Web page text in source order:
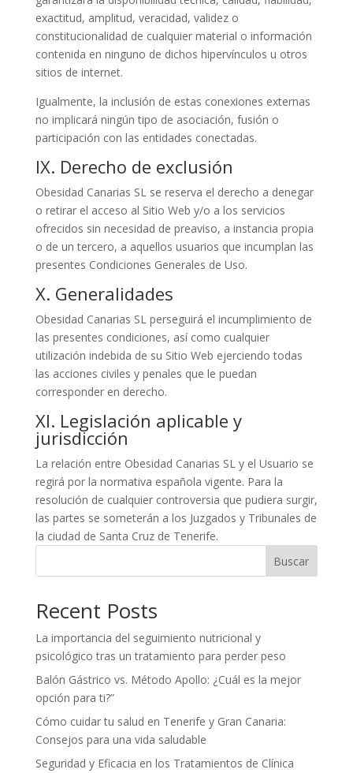
exactitud, amplitud, veracidad, validez o
constitucionalidad de cualquier material o información
contenida en ninguno de dichos hipervínculos u otros
sitios de internet.
Igualmente, la inclusión de estas conexiones externas
no implicará ningún tipo de asociación, fusión o
participación con las entidades conectadas.
IX. Derecho de exclusión
Obesidad Canarias SL se reserva el derecho a denegar
o retirar el acceso al Sitio Web y/o a los servicios
ofrecidos sin necesidad de preaviso, a instancia propia
o de un tercero, a aquellos usuarios que incumplan las
presentes Condiciones Generales de Uso.
X. Generalidades
Obesidad Canarias SL perseguirá el incumplimiento de
las presentes condiciones, así como cualquier
utilización indebida de su Sitio Web ejerciendo todas
las acciones civiles y penales que le puedan
corresponder en derecho.
XI. Legislación aplicable y
jurisdicción
La relación entre Obesidad Canarias SL y el Usuario se
regirá por la normativa española vigente. Para la
resolución de cualquier controversia que pudiera surgir,
las partes se someterán a los Juzgados y Tribunales de
la ciudad de Santa Cruz de Tenerife.
Buscar
Recent Posts
La importancia del seguimiento nutricional y
psicológico tras un tratamiento para perder peso
Balón Gástrico vs. Método Apollo: ¿Cuál es la mejor
opción para ti?”
Cómo cuidar tu salud en Tenerife y Gran Canaria:
Consejos para una vida saludable
Seguridad y Eficacia en los Tratamientos de Clínica